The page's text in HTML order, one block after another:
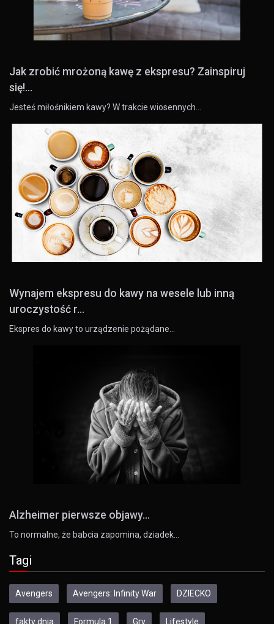
Jak zrobić mrożoną kawę z ekspresu? Zainspiruj
się!...
Jesteś miłośnikiem kawy? W trakcie wiosennych…
Wynajem ekspresu do kawy na wesele lub inną
uroczystość r...
Ekspres do kawy to urządzenie pożądane…
Alzheimer pierwsze objawy...
To normalne, że babcia zapomina, dziadek…
Tagi
Avengers Avengers: Infinity War DZIECKO
fakty dnia Formula 1 Gry Lifestyle